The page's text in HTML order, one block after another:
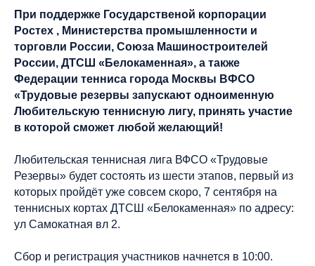
При поддержке Государственой корпорации
Ростех , Министерства промышленности и
торговли России, Союза Машиностроителей
России, ДТСШ «Белокаменная», а также
Федерации тенниса города Москвы ВФСО
«Трудовые резервы запускают одноименную
Любительскую теннисную лигу, принять участие
в которой сможет любой желающий!
Любительская теннисная лига ВФСО «Трудовые
Резервы» будет состоять из шести этапов, первый из
которых пройдёт уже совсем скоро, 7 сентября на
теннисных кортах ДТСШ «Белокаменная» по адресу:
ул Самокатная вл 2.
Сбор и регистрация участников начнется в 10:00.